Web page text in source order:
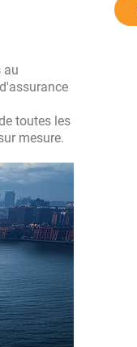
au
toutes les
mesure.